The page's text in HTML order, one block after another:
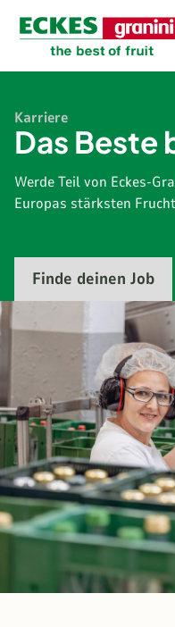
Zum Inhalt springen
Karriere
Das Beste
Werde Teil von Eckes-
Europas stärksten
Finde deinen Job